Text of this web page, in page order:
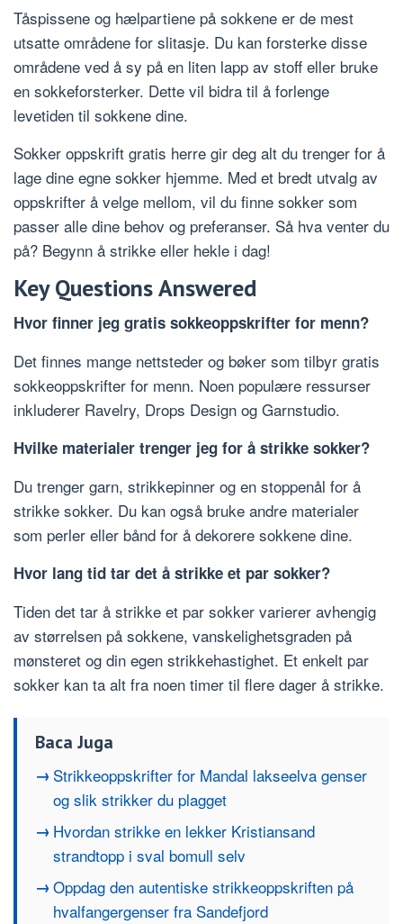
Tåspissene og hælpartiene på sokkene er de mest
utsatte områdene for slitasje. Du kan forsterke disse
områdene ved å sy på en liten lapp av stoff eller bruke
en sokkeforsterker. Dette vil bidra til å forlenge
levetiden til sokkene dine.
Sokker oppskrift gratis herre gir deg alt du trenger for å
lage dine egne sokker hjemme. Med et bredt utvalg av
oppskrifter å velge mellom, vil du finne sokker som
passer alle dine behov og preferanser. Så hva venter du
på? Begynn å strikke eller hekle i dag!
Key Questions Answered
Hvor finner jeg gratis sokkeoppskrifter for menn?
Det finnes mange nettsteder og bøker som tilbyr gratis
sokkeoppskrifter for menn. Noen populære ressurser
inkluderer Ravelry, Drops Design og Garnstudio.
Hvilke materialer trenger jeg for å strikke sokker?
Du trenger garn, strikkepinner og en stoppenål for å
strikke sokker. Du kan også bruke andre materialer
som perler eller bånd for å dekorere sokkene dine.
Hvor lang tid tar det å strikke et par sokker?
Tiden det tar å strikke et par sokker varierer avhengig
av størrelsen på sokkene, vanskelighetsgraden på
mønsteret og din egen strikkehastighet. Et enkelt par
sokker kan ta alt fra noen timer til flere dager å strikke.
Baca Juga
Strikkeoppskrifter for Mandal lakseelva genser
og slik strikker du plagget
Hvordan strikke en lekker Kristiansand
strandtopp i sval bomull selv
Oppdag den autentiske strikkeoppskriften på
hvalfangergenser fra Sandefjord